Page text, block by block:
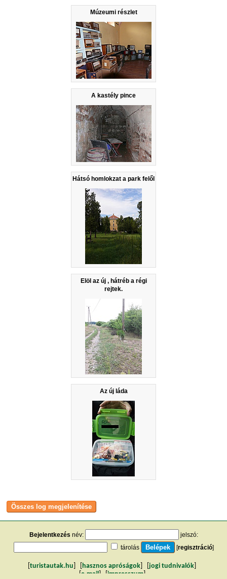
Múzeumi részlet
A kastély pince
Hátsó homlokzat a park felől
Elöl az új , hátréb a régi
rejtek.
Az új láda
Bejelentkezés név:
jelszó:
tárolás
[regisztráció]
turistautak.hu hasznos apróságok jogi tudnivalók
[ e-mail] [impresszum]